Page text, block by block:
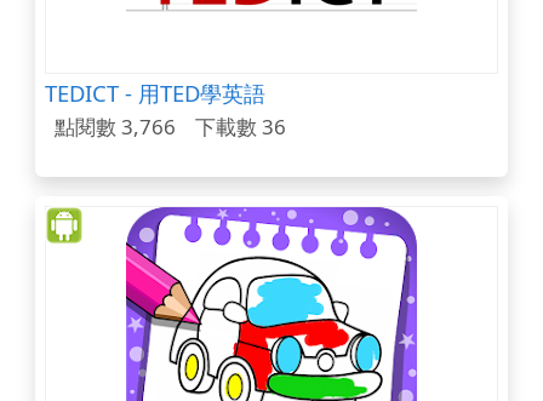
TEDICT - 用TED學英語
點閱數 3,766 下載數 36